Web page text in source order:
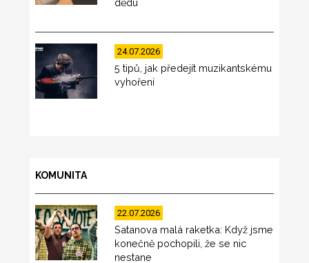
24.07.2026
5 tipů, jak předejít muzikantskému
vyhoření
KOMUNITA
22.07.2026
Satanova malá raketka: Když jsme
konečně pochopili, že se nic
nestane